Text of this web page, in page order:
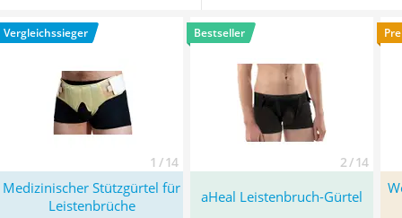
Mineralfutter Pferd
Massagegerät
wenn Sie Wert auf einen hohen Komfort und eine
unkomplizierte Reinigung legen. Überzeugt hat uns hier im
August 2026 besonders das Modell
Medizinischer Stützgürtel
für Leistenbrüche* mit seinen Eigenschaften.
Vergleichssieger
1 / 14
Bestseller
2 / 14
Medizinischer Stützgürtel für
Leistenbrüche
aHeal Leistenbruch-Gürtel